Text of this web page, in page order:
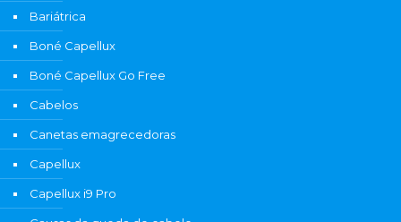
Bariátrica
Boné Capellux
Boné Capellux Go Free
Cabelos
Canetas emagrecedoras
Capellux
Capellux i9 Pro